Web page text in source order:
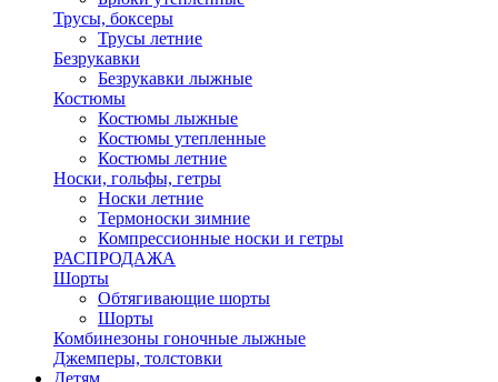
Трусы, боксеры
Трусы летние
Безрукавки
Безрукавки лыжные
Костюмы
Костюмы лыжные
Костюмы утепленные
Костюмы летние
Носки, гольфы, гетры
Носки летние
Термоноски зимние
Компрессионные носки и гетры
РАСПРОДАЖА
Шорты
Обтягивающие шорты
Шорты
Комбинезоны гоночные лыжные
Джемперы, толстовки
Детям